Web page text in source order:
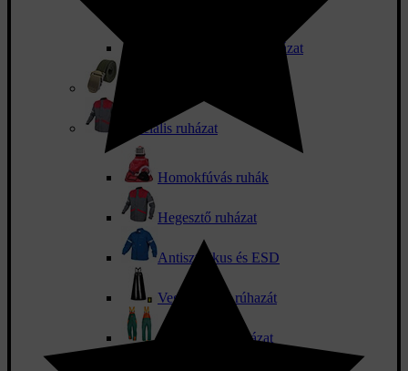
Jól láthatósági esőruházat
Speciális ruházat
Homokfúvás ruhák
Hegesztő ruházat
Antisztatikus és ESD
Vegyszerálló rúhazát
Vágásbiztos ruházat